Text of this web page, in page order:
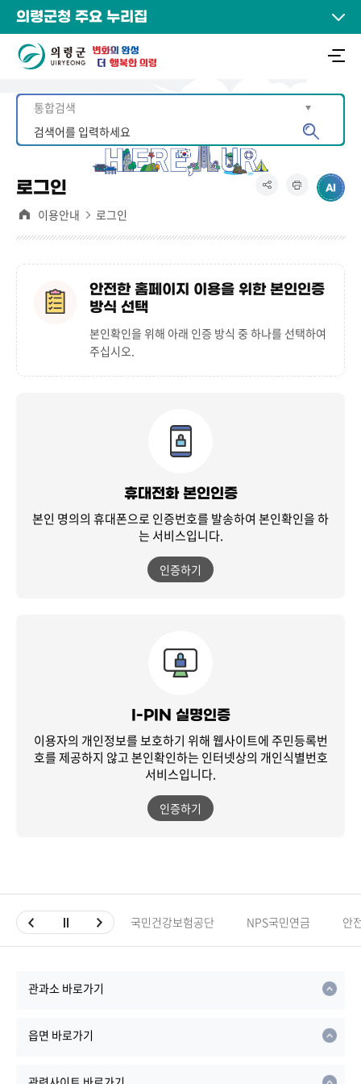
의령군청 주요 누리집
로그인
이용안내 로그인
안전한 홈페이지 이용을 위한 본인인증
방식 선택
본인확인을 위해 아래 인증 방식 중 하나를 선택하여
주십시오.
휴대전화 본인인증
본인 명의의 휴대폰으로 인증번호를 발송하여 본인확인을 하
는 서비스입니다.
인증하기
I-PIN 실명인증
이용자의 개인정보를 보호하기 위해 웹사이트에 주민등록번
호를 제공하지 않고본인확인하는 인터넷상의 개인식별번호
서비스입니다.
인증하기
국민건강보험공단 NPS국민연금 안
관과소 바로가기
읍면 바로가기